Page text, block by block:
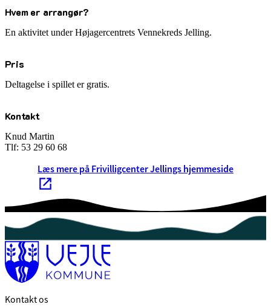
Hvem er arrangør?
En aktivitet under Højagercentrets Vennekreds Jelling.
Pris
Deltagelse i spillet er gratis.
Kontakt
Knud Martin
Tlf: 53 29 60 68
Læs mere på Frivilligcenter Jellings hjemmeside
Kontakt os